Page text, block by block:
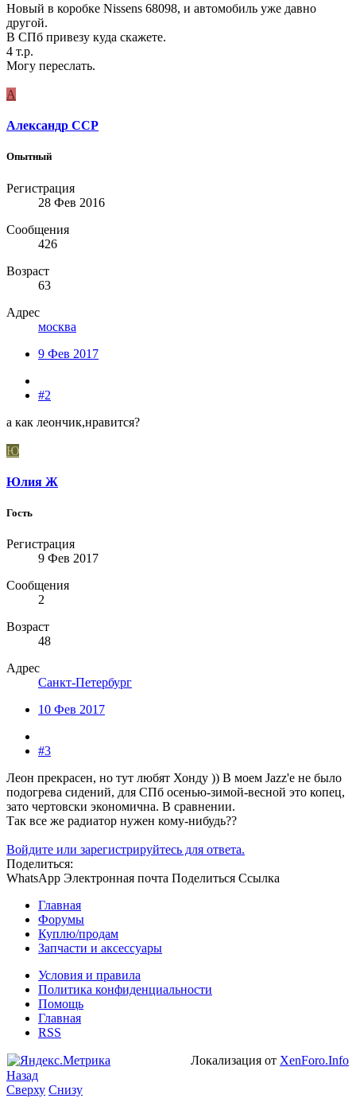
Новый в коробке Nissens 68098, и автомобиль уже давно
другой.
В СПб привезу куда скажете.
4 т.р.
Могу переслать.
А
Александр ССР
Опытный
Регистрация
28 Фев 2016
Сообщения
426
Возраст
63
Адрес
москва
9 Фев 2017
#2
а как леончик,нравится?
Ю
Юлия Ж
Гость
Регистрация
9 Фев 2017
Сообщения
2
Возраст
48
Адрес
Санкт-Петербург
10 Фев 2017
#3
Леон прекрасен, но тут любят Хонду )) В моем Jazz'е не было
подогрева сидений, для СПб осенью-зимой-весной это копец,
зато чертовски экономична. В сравнении.
Так все же радиатор нужен кому-нибудь??
Войдите или зарегистрируйтесь для ответа.
Поделиться:
WhatsApp Электронная почта Поделиться Ссылка
Главная
Форумы
Куплю/продам
Запчасти и аксессуары
Условия и правила
Политика конфиденциальности
Помощь
Главная
RSS
Локализация от XenForo.Info
Назад
Сверху Снизу